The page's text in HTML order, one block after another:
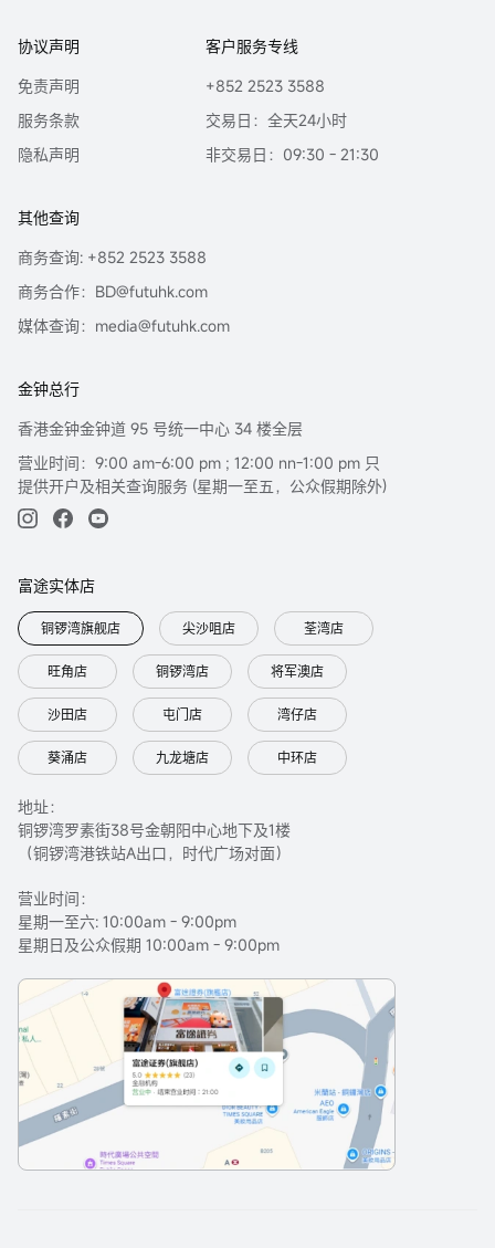
协议声明
免责声明
服务条款
隐私声明
客户服务专线
+852 2523 3588
交易日：全天24小时
非交易日：09:30 - 21:30
其他查询
商务查询: +852 2523 3588
商务合作：BD@futuhk.com
媒体查询：media@futuhk.com
金钟总行
香港金钟金钟道 95 号统一中心 34 楼全层
营业时间：9:00 am-6:00 pm ; 12:00 nn-1:00 pm 只
提供开户及相关查询服务 (星期一至五，公众假期除外)
富途实体店
铜锣湾旗舰店 尖沙咀店 荃湾店
旺角店 铜锣湾店 将军澳店
沙田店 屯门店 湾仔店
葵涌店 九龙塘店 中环店
地址：
铜锣湾罗素街38号金朝阳中心地下及1楼
（铜锣湾港铁站A出口，时代广场对面）
营业时间：
星期一至六: 10:00am - 9:00pm
星期日及公众假期 10:00am - 9:00pm